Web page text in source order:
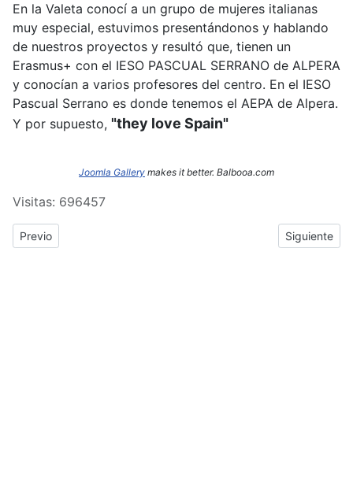
En la Valeta conocí a un grupo de mujeres italianas
muy especial, estuvimos presentándonos y hablando
de nuestros proyectos y resultó que, tienen un
Erasmus+ con el IESO PASCUAL SERRANO de ALPERA
y conocían a varios profesores del centro. En el IESO
Pascual Serrano es donde tenemos el AEPA de Alpera.
Y por supuesto, "they love Spain"
Joomla Gallery makes it better. Balbooa.com
Visitas: 696457
Previous article: ERASMUS+: Crónica del tercer y cuarto día de
Previo Next article:
Siguiente